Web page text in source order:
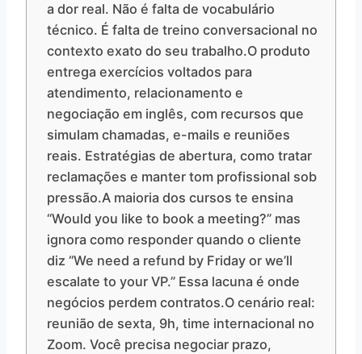
a dor real. Não é falta de vocabulário
técnico. É falta de treino conversacional no
contexto exato do seu trabalho.O produto
entrega exercícios voltados para
atendimento, relacionamento e
negociação em inglês, com recursos que
simulam chamadas, e-mails e reuniões
reais. Estratégias de abertura, como tratar
reclamações e manter tom profissional sob
pressão.A maioria dos cursos te ensina
“Would you like to book a meeting?” mas
ignora como responder quando o cliente
diz “We need a refund by Friday or we’ll
escalate to your VP.” Essa lacuna é onde
negócios perdem contratos.O cenário real:
reunião de sexta, 9h, time internacional no
Zoom. Você precisa negociar prazo,